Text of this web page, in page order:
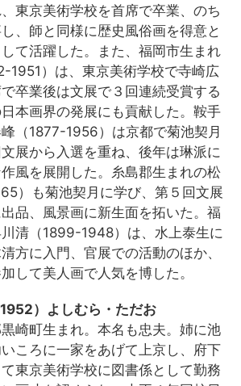
東京美術学校を首席で卒業、のち
、師と同様に歴史風俗画を得意と
て活躍した。また、福岡市生まれ
1951）は、東京美術学校で寺崎広
卒業後は文展で３回連続受賞する
本画界の発展にも貢献した。鞍手
（1877-1956）は京都で菊池契月
展から入選を重ね、後年は琳派に
風を展開した。糸島郡生まれの松
）も菊池契月に学び、第５回文展
品、風景画に新生面を拓いた。福
清（1899-1948）は、水上泰生に
方に入門、官展での活動のほか、
して美人画で人気を博した。
）よしむら・ただお
崎町生まれ。本名も忠夫。姉に池
ころに一家をあげて上京し、府下
東京美術学校に図書係として勤務